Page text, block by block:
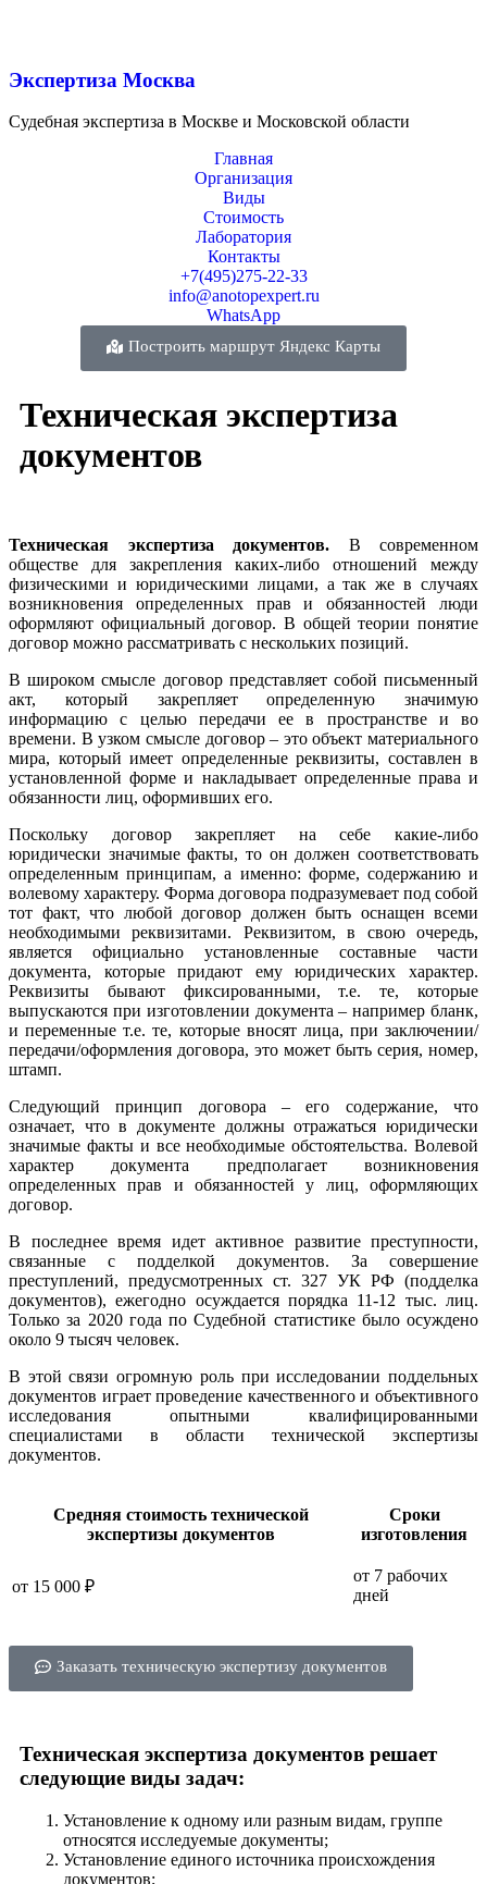
Экспертиза Москва
Судебная экспертиза в Москве и Московской области
Главная
Организация
Виды
Стоимость
Лаборатория
Контакты
+7(495)275-22-33
info@anotopexpert.ru
WhatsApp
Построить маршрут Яндекс Карты
Техническая экспертиза
документов
Техническая экспертиза документов. В современном
обществе для закрепления каких-либо отношений между
физическими и юридическими лицами, а так же в случаях
возникновения определенных прав и обязанностей люди
оформляют официальный договор. В общей теории понятие
договор можно рассматривать с нескольких позиций.
В широком смысле договор представляет собой письменный
акт, который закрепляет определенную значимую
информацию с целью передачи ее в пространстве и во
времени. В узком смысле договор – это объект материального
мира, который имеет определенные реквизиты, составлен в
установленной форме и накладывает определенные права и
обязанности лиц, оформивших его.
Поскольку договор закрепляет на себе какие-либо
юридически значимые факты, то он должен соответствовать
определенным принципам, а именно: форме, содержанию и
волевому характеру. Форма договора подразумевает под собой
тот факт, что любой договор должен быть оснащен всеми
необходимыми реквизитами. Реквизитом, в свою очередь,
является официально установленные составные части
документа, которые придают ему юридических характер.
Реквизиты бывают фиксированными, т.е. те, которые
выпускаются при изготовлении документа – например бланк,
и переменные т.е. те, которые вносят лица, при заключении/
передачи/оформления договора, это может быть серия, номер,
штамп.
Следующий принцип договора – его содержание, что
означает, что в документе должны отражаться юридически
значимые факты и все необходимые обстоятельства. Волевой
характер документа предполагает возникновения
определенных прав и обязанностей у лиц, оформляющих
договор.
В последнее время идет активное развитие преступности,
связанные с подделкой документов. За совершение
преступлений, предусмотренных ст. 327 УК РФ (подделка
документов), ежегодно осуждается порядка 11-12 тыс. лиц.
Только за 2020 года по Судебной статистике было осуждено
около 9 тысяч человек.
В этой связи огромную роль при исследовании поддельных
документов играет проведение качественного и объективного
исследования опытными квалифицированными
специалистами в области технической экспертизы
документов.
Средняя стоимость технической
экспертизы документов
Сроки
изготовления
от 15 000 ₽
от 7 рабочих
дней
Заказать техническую экспертизу документов
Техническая экспертиза документов решает
следующие виды задач:
Установление к одному или разным видам, группе
относятся исследуемые документы;
Установление единого источника происхождения
документов;